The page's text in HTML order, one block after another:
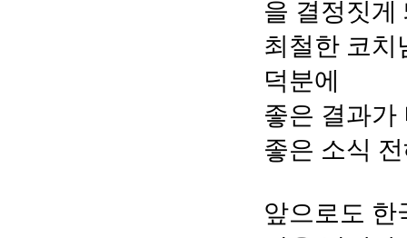
을 결정짓게
최철한 코치
덕분에
좋은 결과가
좋은 소식
앞으로도 한